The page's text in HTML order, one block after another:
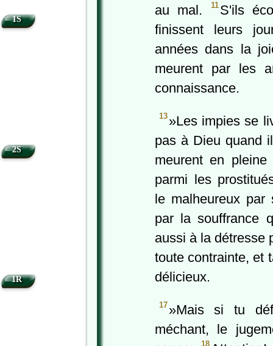
au mal.
11 S'ils
finissent leurs
années dans la
meurent par les
connaissance.
13 »Les impies se
pas à Dieu quand
meurent en
parmi les
le malheureux par
par la souffrance
aussi à la détresse
toute contrainte, et
délicieux.
17 »Mais si tu
méchant, le
18
1S
2S
1R